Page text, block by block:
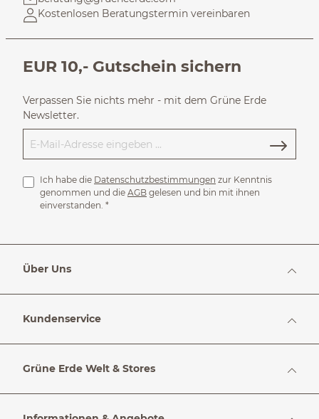
Kostenlosen Beratungstermin vereinbaren
EUR 10,- Gutschein sichern
Verpassen Sie nichts mehr - mit dem Grüne Erde
Newsletter.
Ich habe die Datenschutzbestimmungen zur Kenntnis
genommen und die AGB gelesen und bin mit ihnen
einverstanden. *
Über Uns
Kundenservice
Grüne Erde Welt & Stores